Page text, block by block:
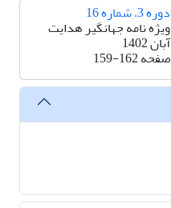
دوره 3، شماره 16
ویژه نامه جهانگیر هدایت
آبان 1402
صفحه159-162